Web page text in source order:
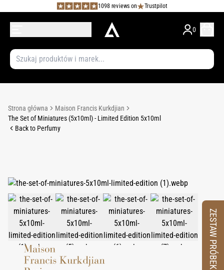
1098 reviews on Trustpilot
0
Strona główna
Maison Francis Kurkdjian
The Set of Miniatures (5x10ml) - Limited Edition 5x10ml
Back to Perfumy
ZESTAW PRÓBEK